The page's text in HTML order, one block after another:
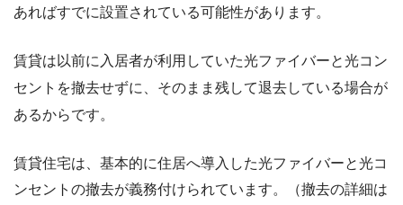
あればすでに設置されている可能性があります。
賃貸は以前に入居者が利用していた光ファイバーと光コン
セントを撤去せずに、そのまま残して退去している場合が
あるからです。
賃貸住宅は、基本的に住居へ導入した光ファイバーと光コ
ンセントの撤去が義務付けられています。（撤去の詳細は